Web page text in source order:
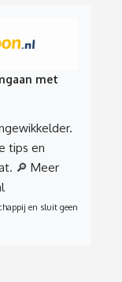
met
tips en
🔎 Meer
en sluit geen